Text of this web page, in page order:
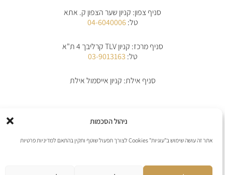
ניהול הסכמות
אתר זה עושה שימוש ב"עוגיות" Cookies לצורך תפעול שוטף ותקין בהתאם למדיניות פרטיות
f
סניף צפון: קניון שער הצפון ק. אתא
טל:04-6040006
סניף מרכז: קניון TLV קרליבך 4 ת"א
טל:03-9013163
סניף אילת: קניון אייסמול אילת
הצהרת נגישות
אנו מקבלים את כל כרטיסי האשראי למעט פייפל